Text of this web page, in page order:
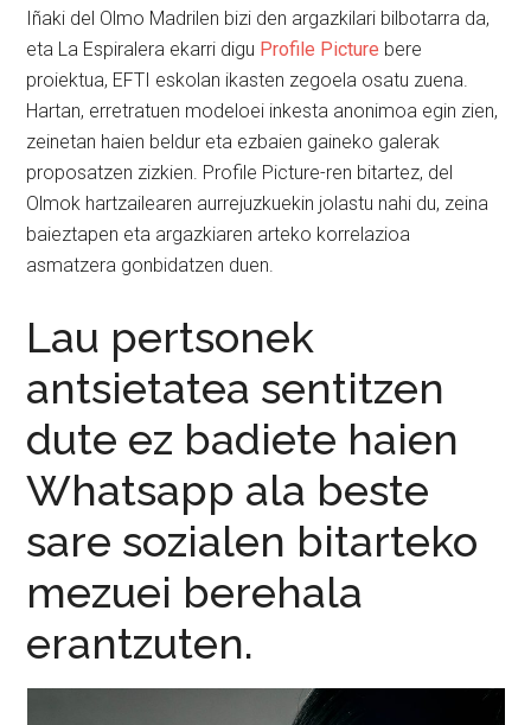
Iñaki del Olmo Madrilen bizi den argazkilari bilbotarra da,
eta La Espiralera ekarri digu Profile Picture bere
proiektua, EFTI eskolan ikasten zegoela osatu zuena.
Hartan, erretratuen modeloei inkesta anonimoa egin zien,
zeinetan haien beldur eta ezbaien gaineko galerak
proposatzen zizkien. Profile Picture-ren bitartez, del
Olmok hartzailearen aurrejuzkuekin jolastu nahi du, zeina
baieztapen eta argazkiaren arteko korrelazioa
asmatzera gonbidatzen duen.
Lau pertsonek
antsietatea sentitzen
dute ez badiete haien
Whatsapp ala beste
sare sozialen bitarteko
mezuei berehala
erantzuten.